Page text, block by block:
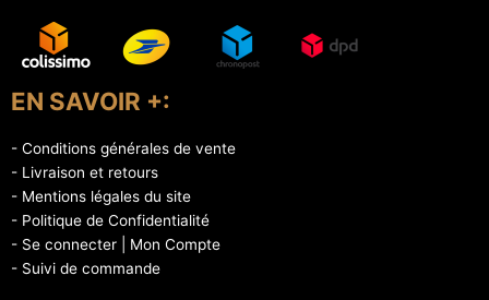
EN SAVOIR +:
- Conditions générales de vente
- Livraison et retours
- Mentions légales du site
- Politique de Confidentialité
- Se connecter | Mon Compte
- Suivi de commande